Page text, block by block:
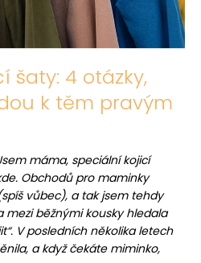
šaty: 4 otázky,
k těm pravým
máma, speciální kojicí
Obchodů pro maminky
vůbec), a tak jsem tehdy
běžnými kousky hledala
V posledních několika letech
a když čekáte miminko,